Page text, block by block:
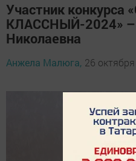
Участник конкурса
КЛАССНЫЙ-2024» –
Николаевна
Анжела Малюга, 26